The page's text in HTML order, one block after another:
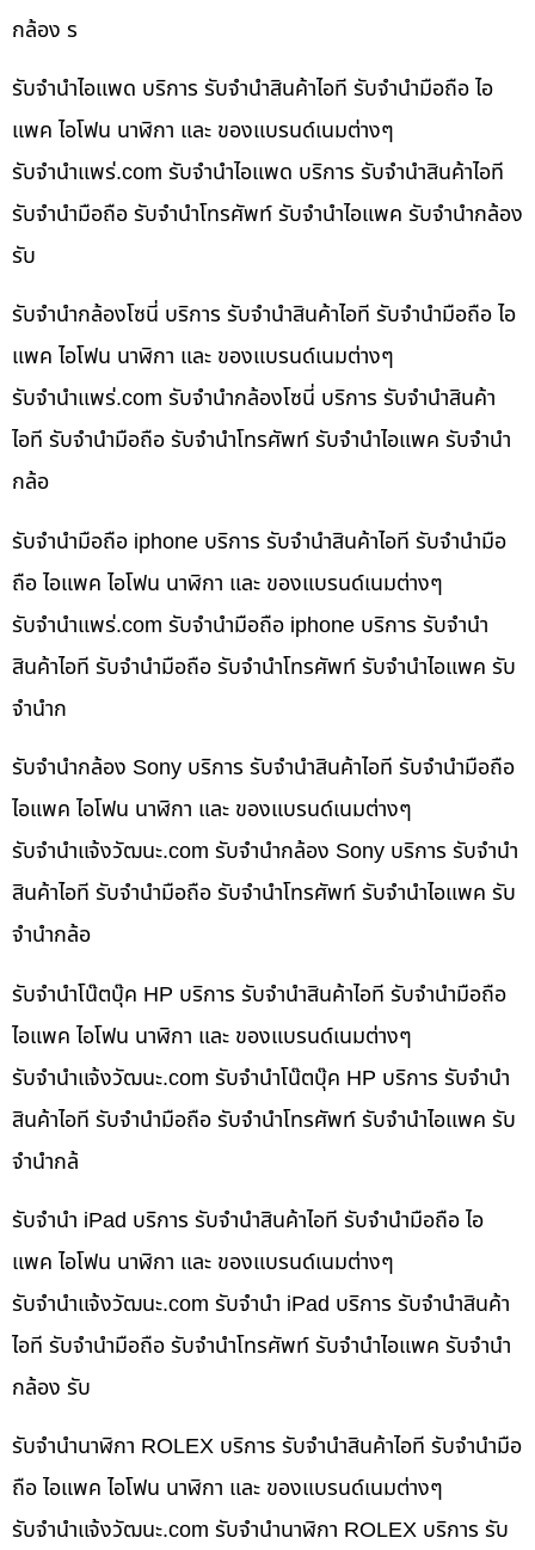
กล้อง ร
รับจำนำไอแพด บริการ รับจำนำสินค้าไอที รับจำนำมือถือ ไอ
แพค ไอโฟน นาฬิกา และ ของแบรนด์เนมต่างๆ
รับจํานําแพร่.com รับจำนำไอแพด บริการ รับจำนำสินค้าไอที
รับจำนำมือถือ รับจำนำโทรศัพท์ รับจำนำไอแพค รับจำนำกล้อง
รับ
รับจำนำกล้องโซนี่ บริการ รับจำนำสินค้าไอที รับจำนำมือถือ ไอ
แพค ไอโฟน นาฬิกา และ ของแบรนด์เนมต่างๆ
รับจํานําแพร่.com รับจำนำกล้องโซนี่ บริการ รับจำนำสินค้า
ไอที รับจำนำมือถือ รับจำนำโทรศัพท์ รับจำนำไอแพค รับจำนำ
กล้อ
รับจำนำมือถือ iphone บริการ รับจำนำสินค้าไอที รับจำนำมือ
ถือ ไอแพค ไอโฟน นาฬิกา และ ของแบรนด์เนมต่างๆ
รับจํานําแพร่.com รับจำนำมือถือ iphone บริการ รับจำนำ
สินค้าไอที รับจำนำมือถือ รับจำนำโทรศัพท์ รับจำนำไอแพค รับ
จำนำก
รับจำนำกล้อง Sony บริการ รับจำนำสินค้าไอที รับจำนำมือถือ
ไอแพค ไอโฟน นาฬิกา และ ของแบรนด์เนมต่างๆ
รับจํานําแจ้งวัฒนะ.com รับจำนำกล้อง Sony บริการ รับจำนำ
สินค้าไอที รับจำนำมือถือ รับจำนำโทรศัพท์ รับจำนำไอแพค รับ
จำนำกล้อ
รับจำนำโน๊ตบุ๊ค HP บริการ รับจำนำสินค้าไอที รับจำนำมือถือ
ไอแพค ไอโฟน นาฬิกา และ ของแบรนด์เนมต่างๆ
รับจํานําแจ้งวัฒนะ.com รับจำนำโน๊ตบุ๊ค HP บริการ รับจำนำ
สินค้าไอที รับจำนำมือถือ รับจำนำโทรศัพท์ รับจำนำไอแพค รับ
จำนำกล้
รับจำนำ iPad บริการ รับจำนำสินค้าไอที รับจำนำมือถือ ไอ
แพค ไอโฟน นาฬิกา และ ของแบรนด์เนมต่างๆ
รับจํานําแจ้งวัฒนะ.com รับจำนำ iPad บริการ รับจำนำสินค้า
ไอที รับจำนำมือถือ รับจำนำโทรศัพท์ รับจำนำไอแพค รับจำนำ
กล้อง รับ
รับจำนำนาฬิกา ROLEX บริการ รับจำนำสินค้าไอที รับจำนำมือ
ถือ ไอแพค ไอโฟน นาฬิกา และ ของแบรนด์เนมต่างๆ
รับจํานําแจ้งวัฒนะ.com รับจำนำนาฬิกา ROLEX บริการ รับ